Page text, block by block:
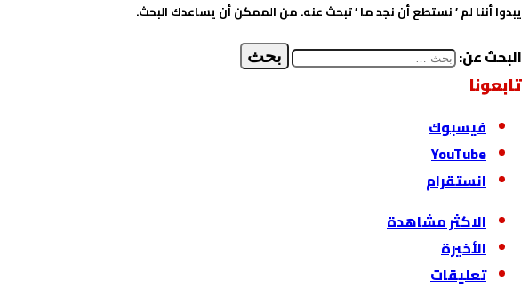
يبدوا أننا لم ’ نستطع أن نجد ما ’ تبحث عنه. من الممكن أن يساعدك البحث.
البحث عن:
تابعونا
فيسبوك
‫YouTube
انستقرام
الاكثر مشاهدة
الأخيرة
تعليقات